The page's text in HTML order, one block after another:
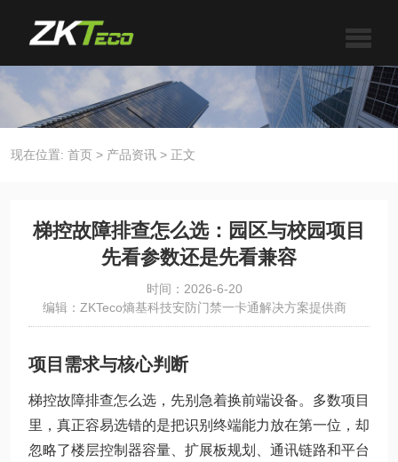
现在位置: 首页 > 产品资讯 > 正文
梯控故障排查怎么选：园区与校园项目
先看参数还是先看兼容
时间：2026-6-20
编辑：ZKTeco熵基科技安防门禁一卡通解决方案提供商
项目需求与核心判断
梯控故障排查怎么选，先别急着换前端设备。多数项目
里，真正容易选错的是把识别终端能力放在第一位，却
忽略了楼层控制器容量、扩展板规划、通讯链路和平台